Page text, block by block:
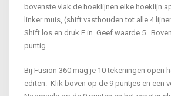
bovenste vlak de hoeklijnen elke hoeklijn
linker muis, (shift vasthouden tot alle 4
Shift los en druk F in. Geef waarde 5.
puntig.
Bij Fusion 360 mag je 10 tekeningen open
editen. Klik boven op de 9 puntjes en een